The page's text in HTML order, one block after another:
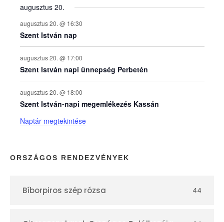
k
n
a
p
t
r
augusztus 20.
augusztus 20. @ 16:30
Szent István nap
augusztus 20. @ 17:00
Szent István napi ünnepség Perbetén
augusztus 20. @ 18:00
Szent István-napi megemlékezés Kassán
Naptár megtekintése
ORSZÁGOS RENDEZVÉNYEK
Bíborpiros szép rózsa 44